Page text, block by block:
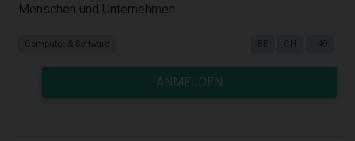
Menschen und Unternehmen.
Computer & Software BE CH +49
ANMELDEN